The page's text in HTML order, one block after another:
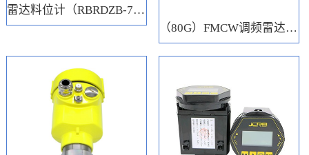
雷达料位计（RBRDZB-71-6-C）
（80G）FMCW调频雷达电子模块